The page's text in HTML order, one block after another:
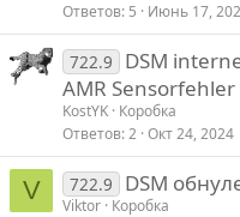
Ответов 5 Июнь 17,
722.9
DSM
AMR Sensorfehler
KostYK Коробка
Ответов 2 Окт 24, 2024
V 722.9 DSM
Viktor Коробка